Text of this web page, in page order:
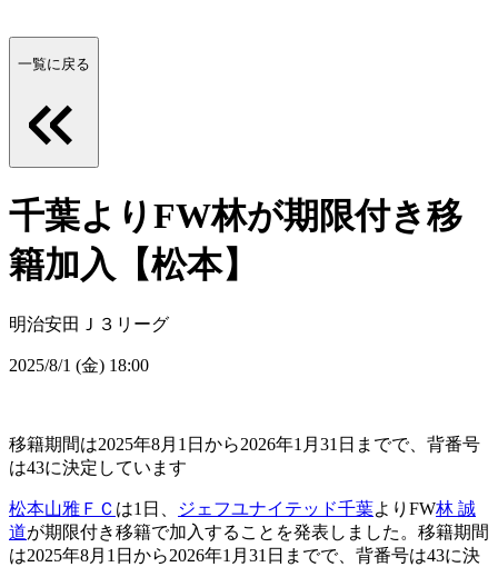
一覧に戻る
千葉よりFW林が期限付き移
籍加入【松本】
明治安田Ｊ３リーグ
2025/8/1 (金) 18:00
移籍期間は2025年8月1日から2026年1月31日までで、背番号
は43に決定しています
松本山雅ＦＣ は1日、 ジェフユナイテッド千葉よりFW林 誠
道が期限付き移籍で加入することを発表しました。移籍期間
は2025年8月1日から2026年1月31日までで、背番号は43に決